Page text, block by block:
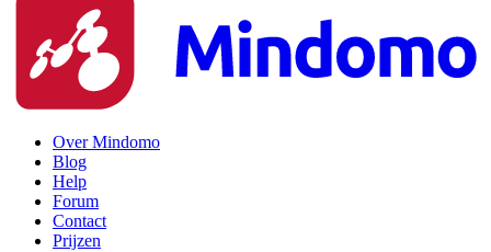
Over Mindomo
Blog
Help
Forum
Contact
Prijzen